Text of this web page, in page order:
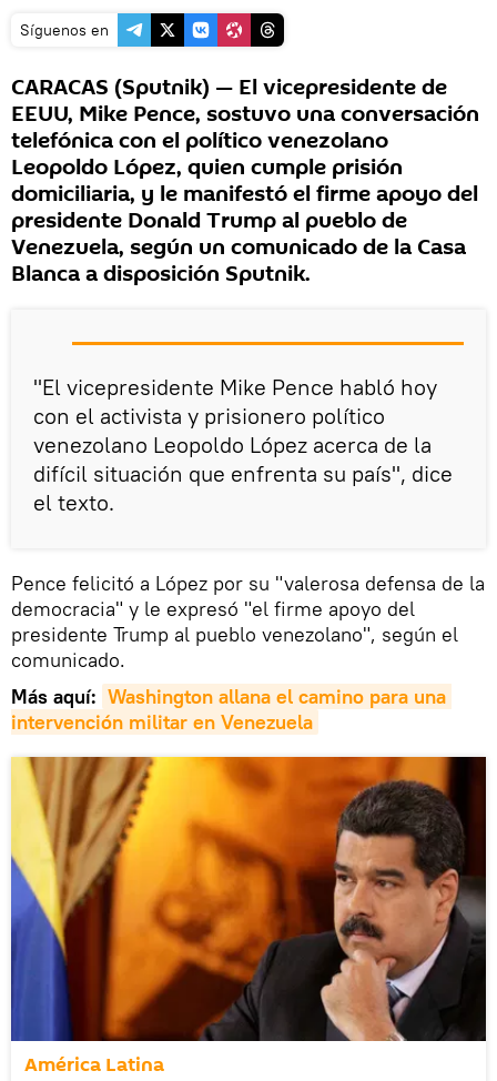
Síguenos en
CARACAS (Sputnik) — El vicepresidente de
EEUU, Mike Pence, sostuvo una conversación
telefónica con el político venezolano
Leopoldo López, quien cumple prisión
domiciliaria, y le manifestó el firme apoyo del
presidente Donald Trump al pueblo de
Venezuela, según un comunicado de la Casa
Blanca a disposición Sputnik.
"El vicepresidente Mike Pence habló hoy
con el activista y prisionero político
venezolano Leopoldo López acerca de la
difícil situación que enfrenta su país", dice
el texto.
Pence felicitó a López por su "valerosa defensa de la
democracia" y le expresó "el firme apoyo del
presidente Trump al pueblo venezolano", según el
comunicado.
Más aquí: Washington allana el camino para una
intervención militar en Venezuela
América Latina